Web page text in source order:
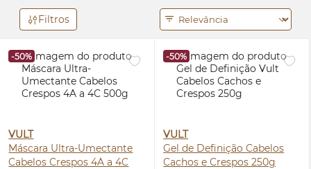
Filtros
-50%
VULT
Máscara Ultra-Umectante
Cabelos Crespos 4A a 4C
-50%
VULT
Gel de Definição Cabelos
Cachos e Crespos 250g